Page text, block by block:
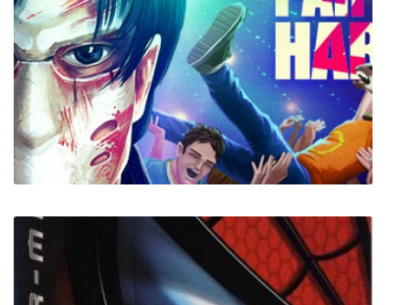
Before Your Eyes